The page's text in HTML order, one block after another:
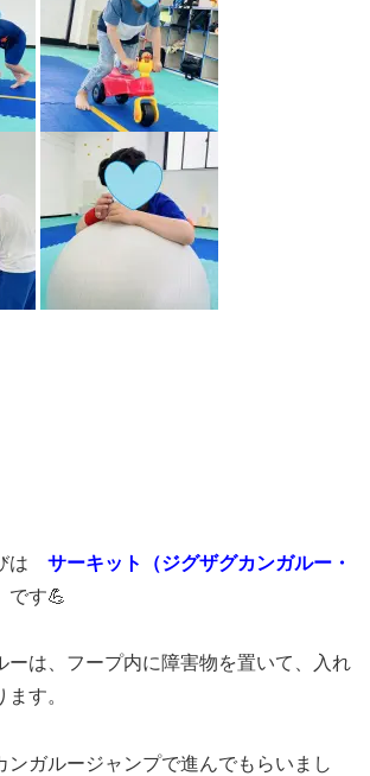
は サーキット（ジグザグカンガルー・
です💪
ーは、フープ内に障害物を置いて、入れ
す。
ンガルージャンプで進んでもらいまし